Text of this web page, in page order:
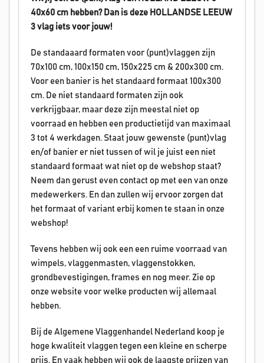
40x60 cm hebben? Dan is deze HOLLANDSE LEEUW
3 vlag iets voor jouw!
De standaaard formaten voor (punt)vlaggen zijn
70x100 cm, 100x150 cm, 150x225 cm & 200x300 cm.
Voor een banier is het standaard formaat 100x300
cm. De niet standaard formaten zijn ook
verkrijgbaar, maar deze zijn meestal niet op
voorraad en hebben een productietijd van maximaal
3 tot 4 werkdagen. Staat jouw gewenste (punt)vlag
en/of banier er niet tussen of wil je juist een niet
standaard formaat wat niet op de webshop staat?
Neem dan gerust even contact op met een van onze
medewerkers. En dan zullen wij ervoor zorgen dat
het formaat of variant erbij komen te staan in onze
webshop!
Tevens hebben wij ook een een ruime voorraad van
wimpels, vlaggenmasten, vlaggenstokken,
grondbevestigingen, frames en nog meer. Zie op
onze website voor welke producten wij allemaal
hebben.
Bij de Algemene Vlaggenhandel Nederland koop je
hoge kwaliteit vlaggen tegen een kleine en scherpe
prijs. En vaak hebben wij ook de laagste prijzen van